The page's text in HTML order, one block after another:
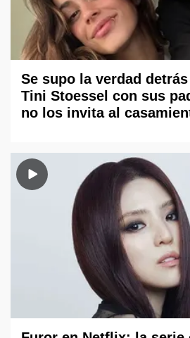
Se supo la verdad
Tini Stoessel con sus
no los invita al